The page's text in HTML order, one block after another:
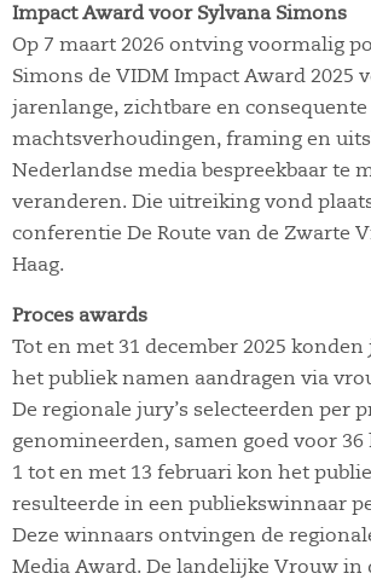
Impact Award voor Sylvana Simons
Op 7 maart 2026 ontving voormalig
Simons de VIDM Impact Award 2025
jarenlange, zichtbare en
machtsverhoudingen, framing en
Nederlandse media bespreekbaar te
veranderen. Die uitreiking vond
conferentie De Route van de Zwarte
Haag.
Proces awards
Tot en met 31 december 2025
het publiek namen aandragen via
De regionale jury’s selecteerden per
genomineerden, samen goed voor
1 tot en met 13 februari kon het
resulteerde in een publiekswinnaar
Deze winnaars ontvingen de
Media Award. De landelijke Vrouw in